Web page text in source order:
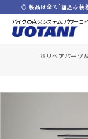
バイクの点火システム、パワーコ
◎ 製品は全て「組込み装
※リペアパーツ
全商品一覧